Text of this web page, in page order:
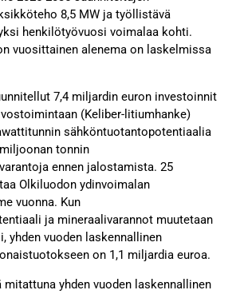
8,5 MW ja työllistävä
henkilötyövuosi voimalaa kohti.
vuosittainen alenema on laskelmissa
7,4 miljardin euron investoinnit
(Keliber-litiumhanke)
sähköntuotantopotentiaalia
tonnin
ennen jalostamista. 25
Olkiluodon ydinvoimalan
vuonna. Kun
ja mineraalivarannot muutetaan
yhden vuoden laskennallinen
on 1,1 miljardia euroa.
yhden vuoden laskennallinen